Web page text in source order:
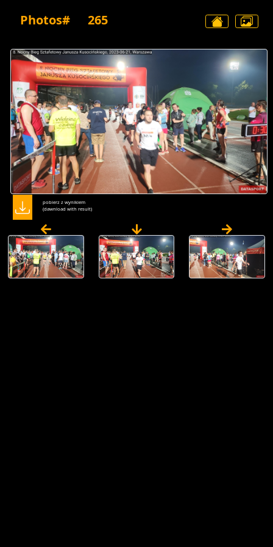
Photos# 265
pobierz z wynikiem
(dawnload with result)